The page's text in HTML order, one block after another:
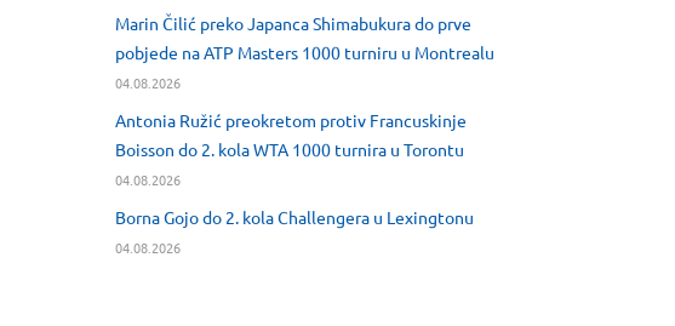
Marin Čilić preko Japanca Shimabukura do prve
pobjede na ATP Masters 1000 turniru u Montrealu
04.08.2026
Antonia Ružić preokretom protiv Francuskinje
Boisson do 2. kola WTA 1000 turnira u Torontu
04.08.2026
Borna Gojo do 2. kola Challengera u Lexingtonu
04.08.2026